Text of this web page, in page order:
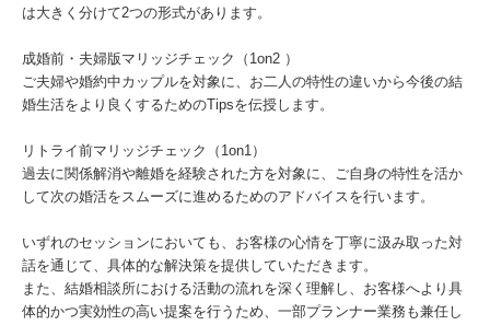
は大きく分けて2つの形式があります。
成婚前・夫婦版マリッジチェック（1on2 ）
ご夫婦や婚約中カップルを対象に、お二人の特性の違いから今後の結
婚生活をより良くするためのTipsを伝授します。
リトライ前マリッジチェック（1on1）
過去に関係解消や離婚を経験された方を対象に、ご自身の特性を活か
して次の婚活をスムーズに進めるためのアドバイスを行います。
いずれのセッションにおいても、お客様の心情を丁寧に汲み取った対
話を通じて、具体的な解決策を提供していただきます。
また、結婚相談所における活動の流れを深く理解し、お客様へより具
体的かつ実効性の高い提案を行うため、一部プランナー業務も兼任し